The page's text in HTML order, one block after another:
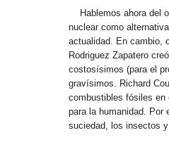
Hablemos ahora del
nuclear como
actualidad. En cambio,
Rodriguez Zapatero
costosísimos (para el
gravísimos. Richard
combustibles fósiles en
para la humanidad. Por
suciedad, los insectos